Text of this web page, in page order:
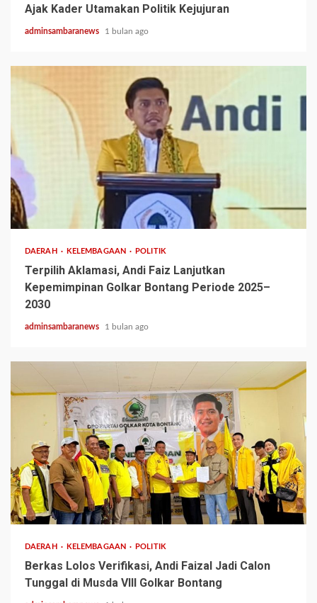
Ajak Kader Utamakan Politik Kejujuran
adminsambaranews 1 bulan ago
2 min read
DAERAH KELEMBAGAAN POLITIK
Terpilih Aklamasi, Andi Faiz Lanjutkan
Kepemimpinan Golkar Bontang Periode 2025–
2030
adminsambaranews 1 bulan ago
2 min read
DAERAH KELEMBAGAAN POLITIK
Berkas Lolos Verifikasi, Andi Faizal Jadi Calon
Tunggal di Musda VIII Golkar Bontang